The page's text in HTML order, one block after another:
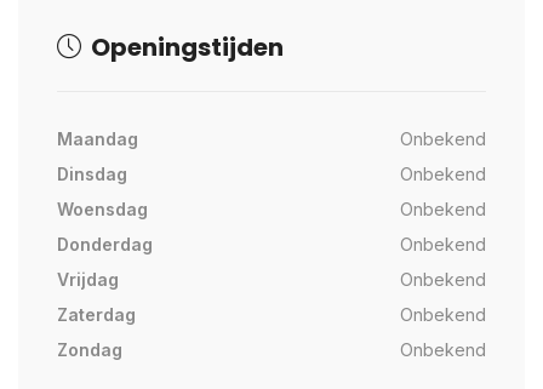
Openingstijden
Maandag
Onbekend
Dinsdag
Onbekend
Woensdag
Onbekend
Donderdag
Onbekend
Vrijdag
Onbekend
Zaterdag
Onbekend
Zondag
Onbekend